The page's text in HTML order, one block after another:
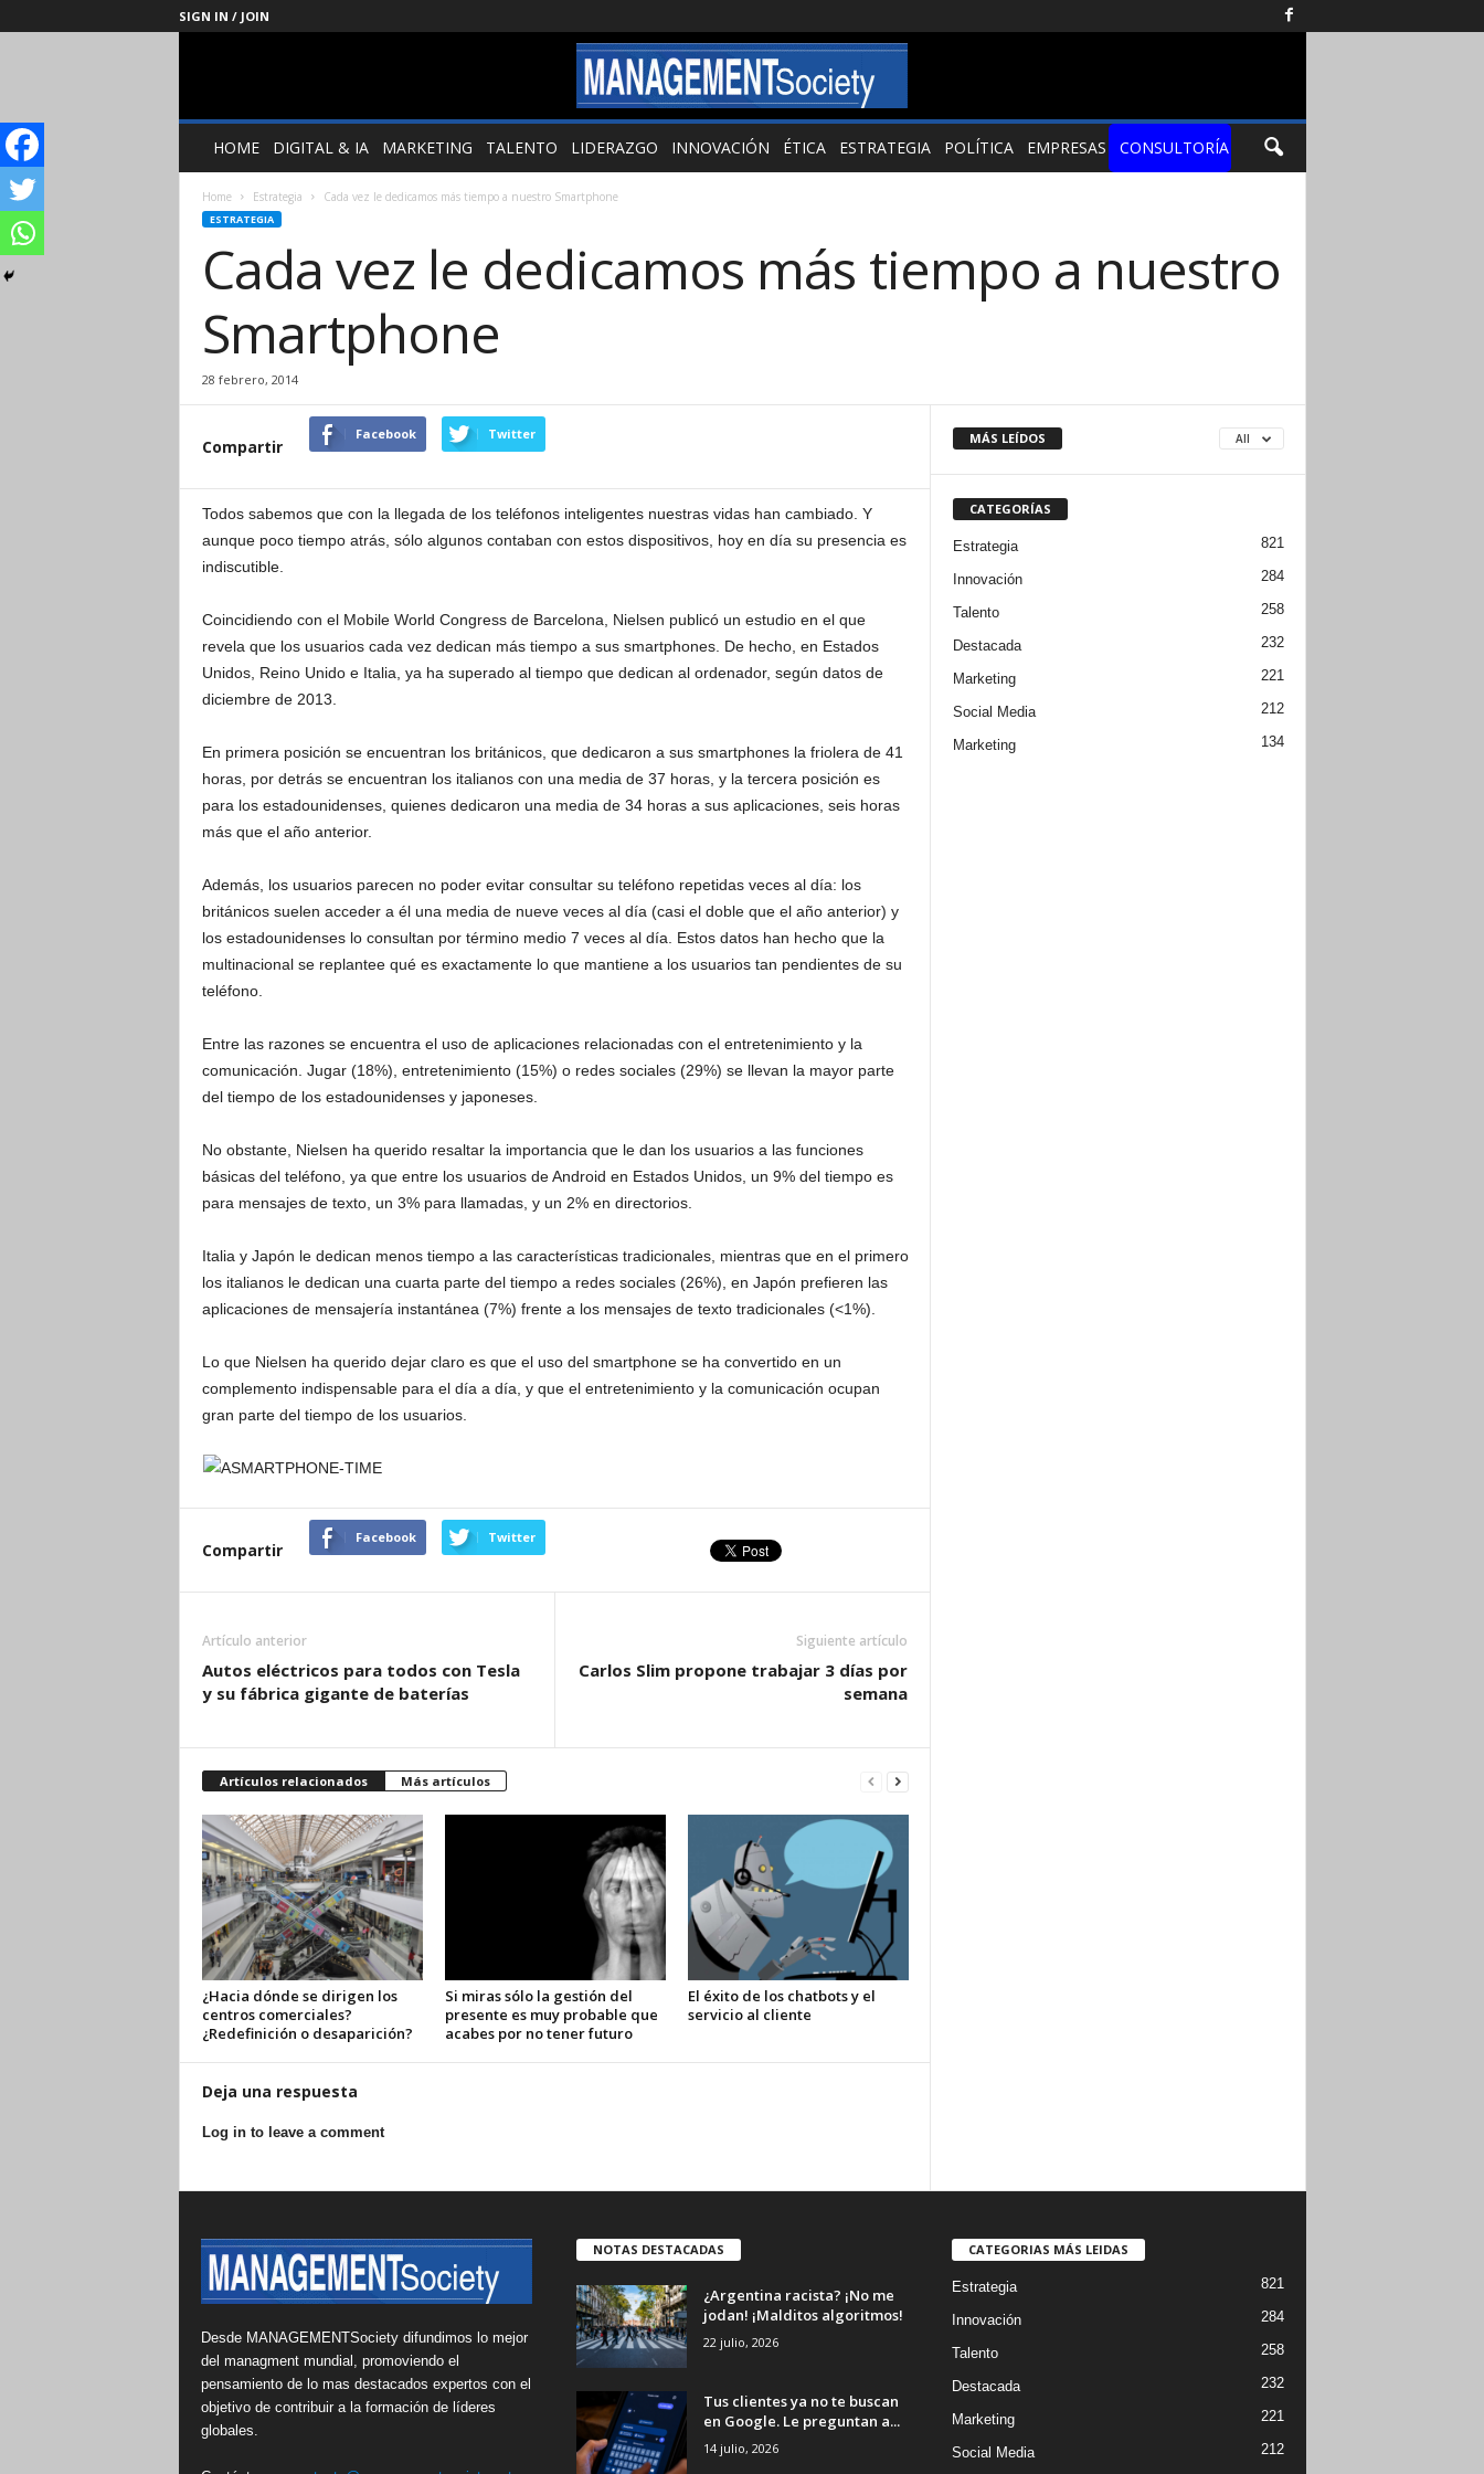
SIGN IN / JOIN
Management
SocietyHOME DIGITAL & IA MARKETING TALENTO LIDERAZGO INNOVACIÓN ÉTICA ESTRATEGIA POLÍTICA EMPRESAS CONSULTORÍA
Home Estrategia Cada vez le dedicamos más tiempo a nuestro Smartphone
ESTRATEGIA
Cada vez le dedicamos más tiempo a nuestro
Smartphone
28 febrero, 2014
Compartir
Facebook Twitter
Todos sabemos que con la llegada de los teléfonos inteligentes nuestras vidas han cambiado. Y
aunque poco tiempo atrás, sólo algunos contaban con estos dispositivos, hoy en día su presencia es
indiscutible.
Coincidiendo con el Mobile World Congress de Barcelona, Nielsen publicó un estudio en el que
revela que los usuarios cada vez dedican más tiempo a sus smartphones. De hecho, en Estados
Unidos, Reino Unido e Italia, ya ha superado al tiempo que dedican al ordenador, según datos de
diciembre de 2013.
En primera posición se encuentran los británicos, que dedicaron a sus smartphones la friolera de 41
horas, por detrás se encuentran los italianos con una media de 37 horas, y la tercera posición es
para los estadounidenses, quienes dedicaron una media de 34 horas a sus aplicaciones, seis horas
más que el año anterior.
Además, los usuarios parecen no poder evitar consultar su teléfono repetidas veces al día: los
británicos suelen acceder a él una media de nueve veces al día (casi el doble que el año anterior) y
los estadounidenses lo consultan por término medio 7 veces al día. Estos datos han hecho que la
multinacional se replantee qué es exactamente lo que mantiene a los usuarios tan pendientes de su
teléfono.
Entre las razones se encuentra el uso de aplicaciones relacionadas con el entretenimiento y la
comunicación. Jugar (18%), entretenimiento (15%) o redes sociales (29%) se llevan la mayor parte
del tiempo de los estadounidenses y japoneses.
No obstante, Nielsen ha querido resaltar la importancia que le dan los usuarios a las funciones
básicas del teléfono, ya que entre los usuarios de Android en Estados Unidos, un 9% del tiempo es
para mensajes de texto, un 3% para llamadas, y un 2% en directorios.
Italia y Japón le dedican menos tiempo a las características tradicionales, mientras que en el primero
los italianos le dedican una cuarta parte del tiempo a redes sociales (26%), en Japón prefieren las
aplicaciones de mensajería instantánea (7%) frente a los mensajes de texto tradicionales (<1%).
Lo que Nielsen ha querido dejar claro es que el uso del smartphone se ha convertido en un
complemento indispensable para el día a día, y que el entretenimiento y la comunicación ocupan
gran parte del tiempo de los usuarios.
Compartir
Facebook Twitter
Artículo anterior
Autos eléctricos para todos con Tesla
y su fábrica gigante de baterías
Siguiente artículo
Carlos Slim propone trabajar 3 días por
semana
Artículos relacionados Más artículos
¿Hacia dónde se dirigen los
centros comerciales?
¿Redefinición o desaparición?
Si miras sólo la gestión del
presente es muy probable que
acabes por no tener futuro
El éxito de los chatbots y el
servicio al cliente
Deja una respuesta
Log in to leave a comment
MÁS LEÍDOS All
CATEGORÍAS
Estrategia 821
Innovación 284
Talento 258
Destacada 232
Marketing 221
Social Media 212
Marketing 134
Desde MANAGEMENTSociety difundimos lo mejor
del managment mundial, promoviendo el
pensamiento de lo mas destacados expertos con el
objetivo de contribuir a la formación de líderes
globales.
NOTAS DESTACADAS
¿Argentina racista? ¡No me
jodan! ¡Malditos algoritmos!
22 julio, 2026
Tus clientes ya no te buscan
en Google. Le preguntan a...
14 julio, 2026
CATEGORIAS MÁS LEIDAS
Estrategia 821
Innovación 284
Talento 258
Destacada 232
Marketing 221
Social Media
212